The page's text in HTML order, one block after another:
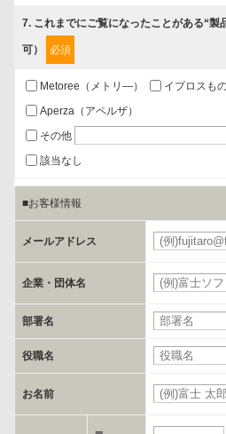
第三者提供の有無
あり
a.個人情報の提供・利用目的
当該企業/団体のサービス等のご案内及
提供するため
b.第三者に提供される個人データの項目
号、住所、電話番号、FAX番号、メー
c.第三者への提供の手段または手法
書類の送付又は電子的な方法
d.提供先および管理者
当社とイベント/セミナーを共同で開催
7. これまでにご覧になったことがある“
可） 必須
Metoree（メトリ―） イプロスも
Aperza（アペルザ）
その他
該当なし
■お客様情報
メールアドレス
企業・団体名
部署名
役職名
お名前